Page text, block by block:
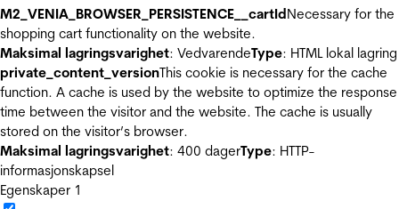
M2_VENIA_BROWSER_PERSISTENCE__cartIdNecessary for the
shopping cart functionality on the website.
Maksimal lagringsvarighet: VedvarendeType: HTML lokal lagring
private_content_versionThis cookie is necessary for the cache
function. A cache is used by the website to optimize the response
time between the visitor and the website. The cache is usually
stored on the visitor’s browser.
Maksimal lagringsvarighet: 400 dagerType: HTTP-
informasjonskapsel
Egenskaper 1